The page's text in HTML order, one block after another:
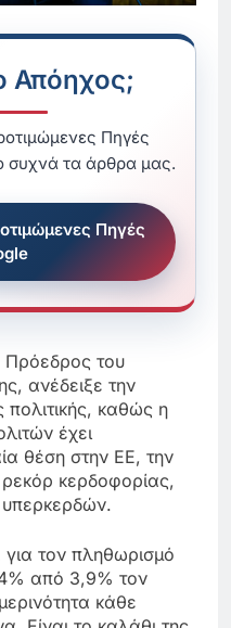
Απόηχος;
Πηγές
συχνά τα άρθρα μας.
Πηγές
Πρόεδρος του
ανέδειξε την
πολιτικής, καθώς η
έχει
θέση στην ΕΕ, την
κερδοφορίας,
τον πληθωρισμό
από 3,9% τον
κάθε